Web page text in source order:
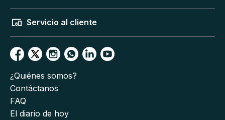
Servicio al cliente
¿Quiénes somos?
Contáctanos
FAQ
El diario de hoy